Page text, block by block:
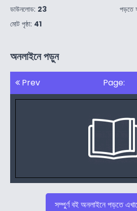
ডাউনলোড: 23
মোট পৃষ্ঠা: 41
পড়তে
অনলাইনে পড়ুন
Prev Page:
সম্পুর্ণ বই অনলাইনে পড়তে